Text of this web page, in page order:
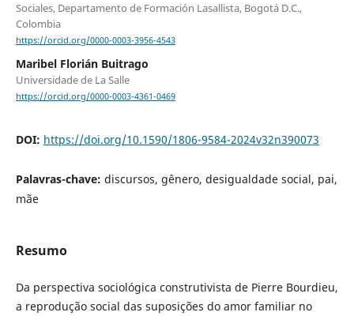
Sociales, Departamento de Formación Lasallista, Bogotá D.C.,
Colombia
https://orcid.org/0000-0003-3956-4543
Maribel Florián Buitrago
Universidade de La Salle
https://orcid.org/0000-0003-4361-0469
DOI: https://doi.org/10.1590/1806-9584-2024v32n390073
Palavras-chave: discursos, gênero, desigualdade social, pai,
mãe
Resumo
Da perspectiva sociológica construtivista de Pierre Bourdieu,
a reprodução social das suposições do amor familiar no